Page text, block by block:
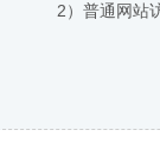
2）普通网站